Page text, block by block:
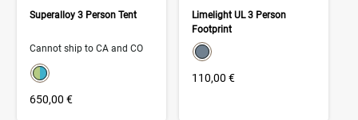
Superalloy 3 Person Tent
Cannot ship to CA and CO
color swatch
Select color
650,00 €
Limelight UL 3 Person
Footprint
color swatch
Select color
110,00 €